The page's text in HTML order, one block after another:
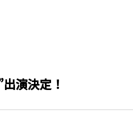
演決定！